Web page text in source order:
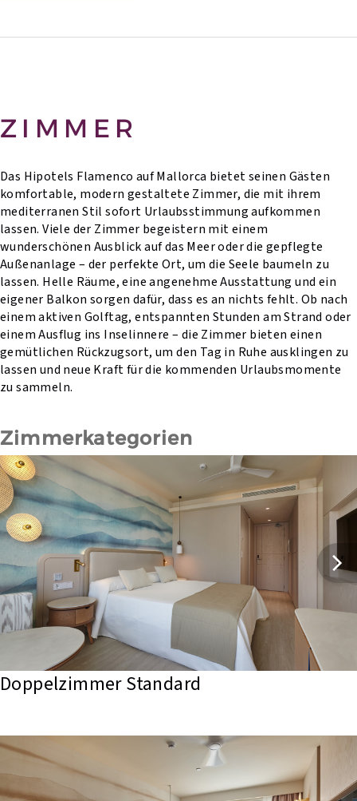
ZIMMER
Das Hipotels Flamenco auf Mallorca bietet seinen Gästen
komfortable, modern gestaltete Zimmer, die mit ihrem
mediterranen Stil sofort Urlaubsstimmung aufkommen
lassen. Viele der Zimmer begeistern mit einem
wunderschönen Ausblick auf das Meer oder die gepflegte
Außenanlage – der perfekte Ort, um die Seele baumeln zu
lassen. Helle Räume, eine angenehme Ausstattung und ein
eigener Balkon sorgen dafür, dass es an nichts fehlt. Ob nach
einem aktiven Golftag, entspannten Stunden am Strand oder
einem Ausflug ins Inselinnere – die Zimmer bieten einen
gemütlichen Rückzugsort, um den Tag in Ruhe ausklingen zu
lassen und neue Kraft für die kommenden Urlaubsmomente
zu sammeln.
Zimmerkategorien
Doppelzimmer Standard